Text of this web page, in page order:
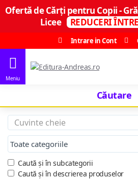
Ofertă de Cărți pentru Copii -
Licee
REDUCERI
Intrare in Cont
Căutare
Caută și în subcategorii
Caută și în descrierea produselor